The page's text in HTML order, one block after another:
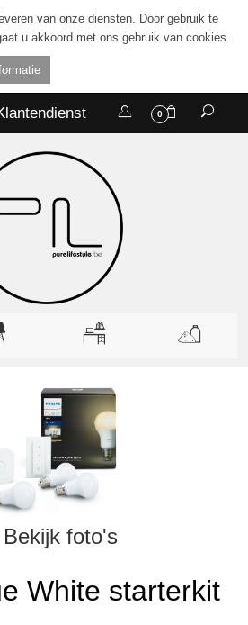
van onze diensten. Door gebruik te
u akkoord met ons gebruik van cookies.
0
Bekijk foto's
White starterkit